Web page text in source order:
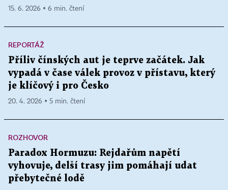
15. 6. 2026 ▪ 6 min. čtení
REPORTÁŽ
Příliv čínských aut je teprve začátek. Jak
vypadá v čase válek provoz v přístavu, který
je klíčový i pro Česko
20. 4. 2026 ▪ 5 min. čtení
ROZHOVOR
Paradox Hormuzu: Rejdařům napětí
vyhovuje, delší trasy jim pomáhají udat
přebytečné lodě